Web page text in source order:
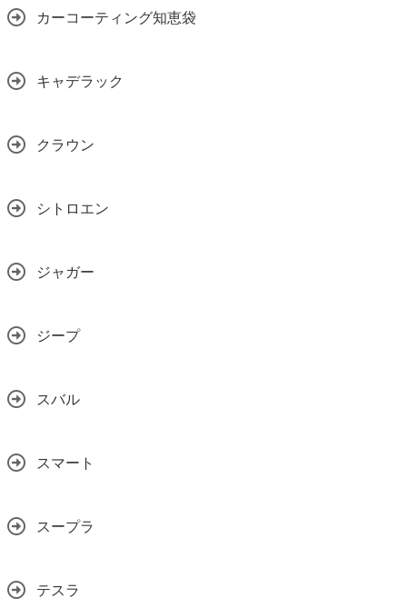
カーコーティング知恵袋
キャデラック
クラウン
シトロエン
ジャガー
ジープ
スバル
スマート
スープラ
テスラ